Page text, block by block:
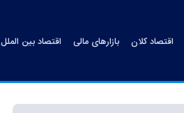
اقتصاد کلان بازارهای مالی اقتصاد بین الملل